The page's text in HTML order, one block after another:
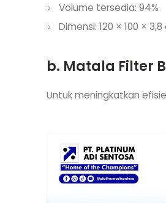
Volume tersedia: 94%
Dimensi: 120 × 100 ×
b. Matala Filter
Untuk meningkatkan